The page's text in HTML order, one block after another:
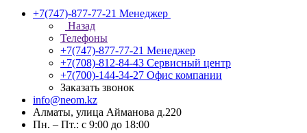
+7(747)-877-77-21 Менеджер
Назад
Телефоны
+7(747)-877-77-21 Менеджер
+7(708)-812-84-43 Сервисный центр
+7(700)-144-34-27 Офис компании
Заказать звонок
info@neom.kz
Алматы, улица Айманова д.220
Пн. – Пт.: с 9:00 до 18:00